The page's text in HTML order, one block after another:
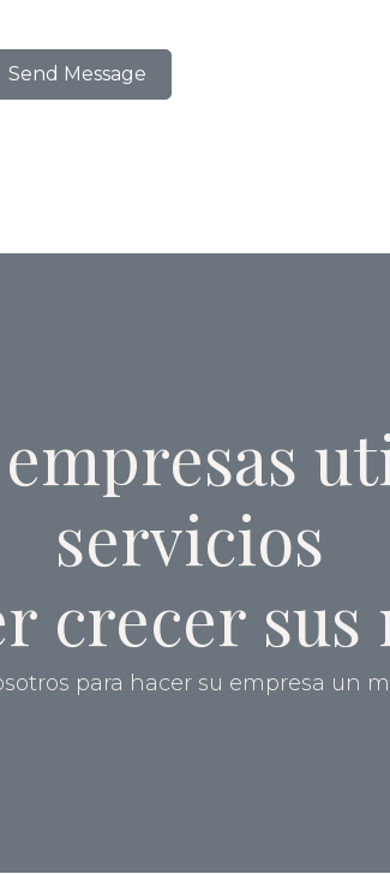
Send Message
servicios
crecer sus
para hacer su empresa un